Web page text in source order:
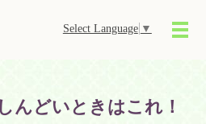
Select Language ▼
メ
んどいときはこれ！